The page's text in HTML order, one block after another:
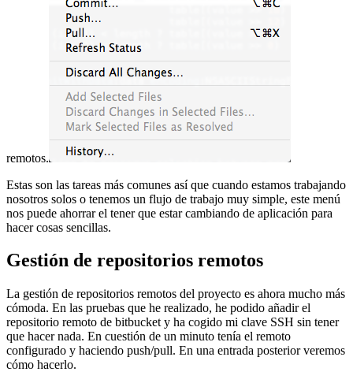
remotos.
Estas son las tareas más comunes así que cuando estamos trabajando
nosotros solos o tenemos un flujo de trabajo muy simple, este menú
nos puede ahorrar el tener que estar cambiando de aplicación para
hacer cosas sencillas.
Gestión de repositorios remotos
La gestión de repositorios remotos del proyecto es ahora mucho más
cómoda. En las pruebas que he realizado, he podido añadir el
repositorio remoto de bitbucket y ha cogido mi clave SSH sin tener
que hacer nada. En cuestión de un minuto tenía el remoto
configurado y haciendo push/pull. En una entrada posterior veremos
cómo hacerlo.